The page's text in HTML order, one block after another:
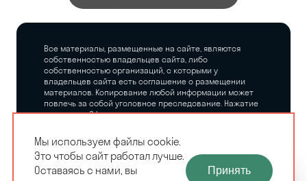
Все материалы, размещенные на сайте, являются
собственностью владельцев сайта, либо
собственностью организаций, с которыми у
владельцев сайта есть соглашение о размещении
материалов. Копирование любой информации может
повлечь за собой уголовное преследование. Нажатие
на кнопку «Оформить заказ», а также последующее
владельцев сайта никаких обязательств.
ЗАМЕРЩИК-
РАСЧЕТ КУХНИ
Мы используем файлы cookie.
Это чтобы сайт работал лучше.
Оставаясь с нами, вы
Принять